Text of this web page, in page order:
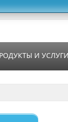
И УСЛУГИ